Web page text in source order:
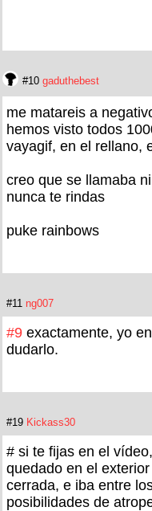
#10 gaduthebest
me matareis a
hemos visto todos
vayagif, en el rellano,
creo que se llamaba
nunca te rindas
puke rainbows
#11 ng007
#9 exactamente, yo
dudarlo.
#19 Kickass30
# si te fijas en el
quedado en el
cerrada, e iba entre
posibilidades de